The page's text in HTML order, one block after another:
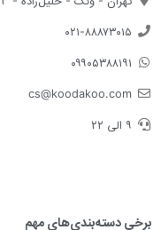
۰۲۱-۸۸۸۷۳۰۱۵
۰۹۹۰۵۳۸۸۱۹۱
cs@koodakoo.com
۹ الی ۲۲
برخی دسته‌بندی‌های مهم